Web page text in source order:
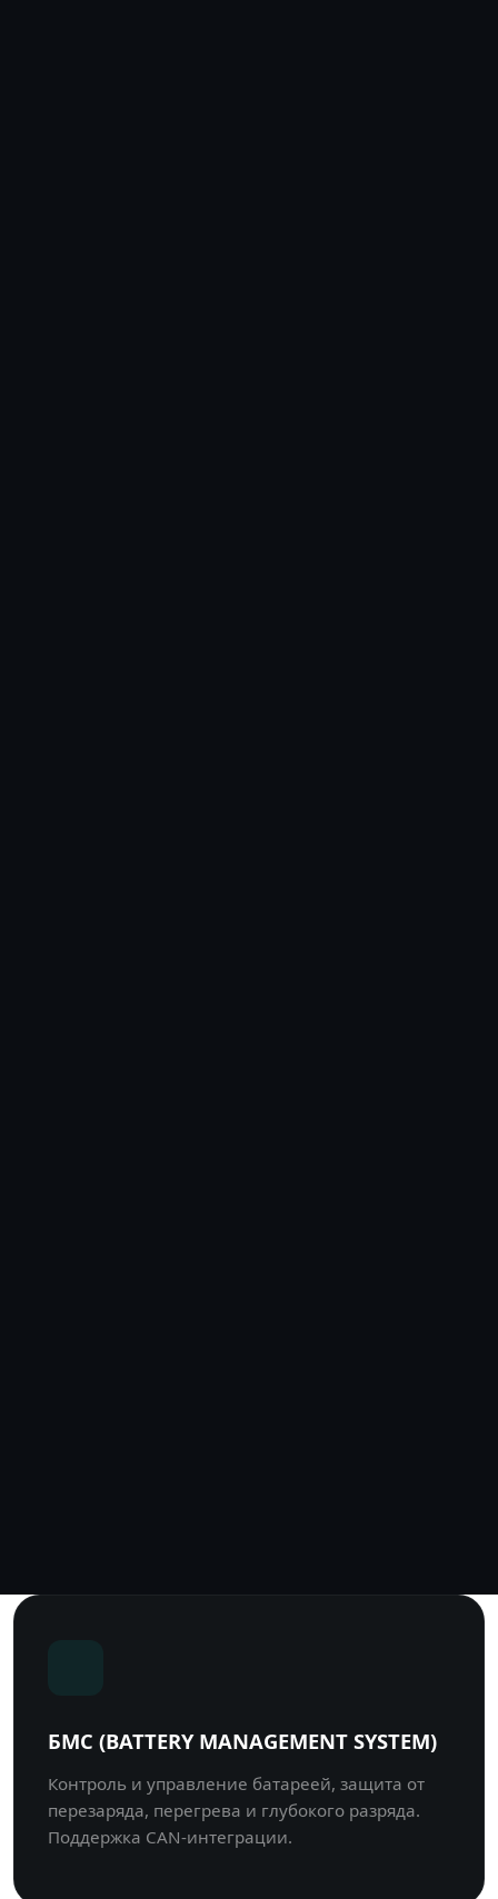
БМС (BATTERY MANAGEMENT SYSTEM)
Контроль и управление батареей, защита от
перезаряда, перегрева и глубокого разряда.
Поддержка CAN-интеграции.